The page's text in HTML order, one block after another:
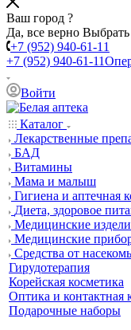
Ваш город ?
Да, все верно Выбрать
+7 (952) 940-61-11
+7 (952) 940-61-11
Войти
Каталог
Лекарственные
БАД
Витамины
Мама и малыш
Гигиена и аптечная
Диета, здоровое
Медицинские
Медицинские
Средства от
Гирудотерапия
Корейская косметика
Оптика и контактная
Подарочные наборы